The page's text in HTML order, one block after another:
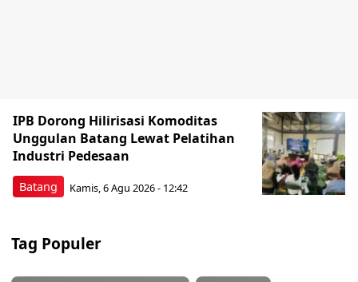
Batang
IPB Dorong Hilirisasi Komoditas
Unggulan Batang Lewat Pelatihan
Industri Pedesaan
Kamis, 6 Agu 2026 - 12:42
Tag Populer